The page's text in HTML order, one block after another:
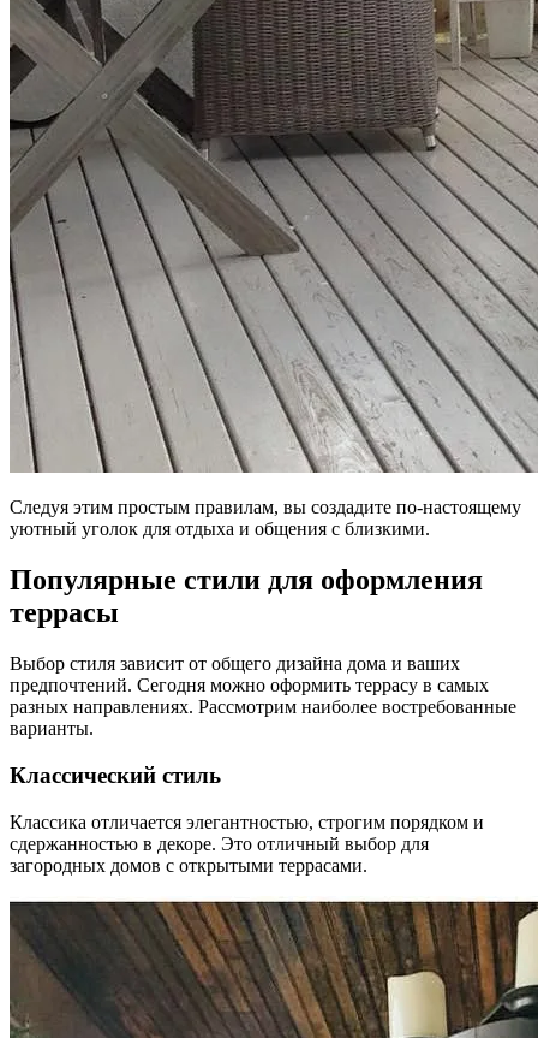
Следуя этим простым правилам, вы создадите по-настоящему
уютный уголок для отдыха и общения с близкими.
Популярные стили для оформления
террасы
Выбор стиля зависит от общего дизайна дома и ваших
предпочтений. Сегодня можно оформить террасу в самых
разных направлениях. Рассмотрим наиболее востребованные
варианты.
Классический стиль
Классика отличается элегантностью, строгим порядком и
сдержанностью в декоре. Это отличный выбор для
загородных домов с открытыми террасами.